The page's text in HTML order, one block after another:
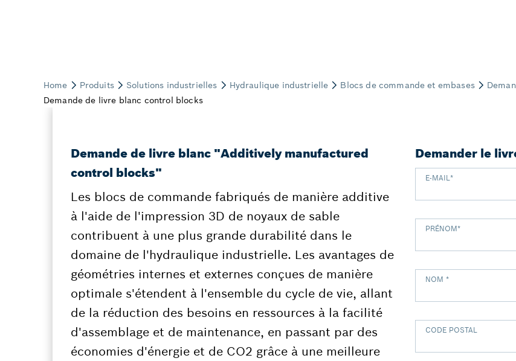
Demande de livre blanc "Additively manufactured
control blocks"
Les blocs de commande fabriqués de manière additive
à l'aide de l'impression 3D de noyaux de sable
contribuent à une plus grande durabilité dans le
domaine de l'hydraulique industrielle. Les avantages de
géométries internes et externes conçues de manière
optimale s'étendent à l'ensemble du cycle de vie, allant
de la réduction des besoins en ressources à la facilité
d'assemblage et de maintenance, en passant par des
économies d'énergie et de CO2 grâce à une meilleure
Demander le
E-MAIL*
PRÉNOM*
NOM *
CODE POSTAL